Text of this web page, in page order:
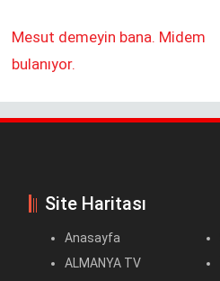
Mesut demeyin bana. Midem
bulanıyor.
Site Haritası
Anasayfa
ALMANYA TV